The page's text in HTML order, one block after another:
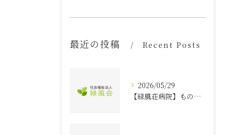
最近の投稿 Recent Posts
2026/05/29
【緑風荘病院】もの忘れ・頭痛・めまい専門外来が始まります